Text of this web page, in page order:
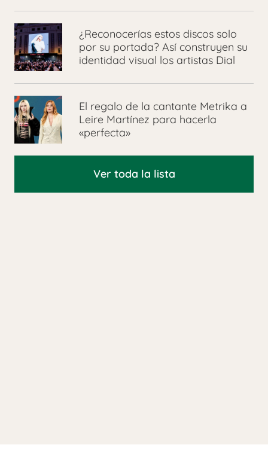
¿Reconocerías estos discos solo
por su portada? Así construyen su
identidad visual los artistas Dial
El regalo de la cantante Metrika a
Leire Martínez para hacerla
«perfecta»
Ver toda la lista